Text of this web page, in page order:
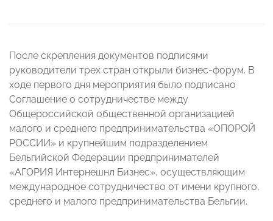
После скрепления документов подписями
руководители трех стран открыли бизнес-форум. В
ходе первого дня мероприятия было подписано
Соглашение о сотрудничестве между
Общероссийской общественной организацией
малого и среднего предпринимательства «ОПОРОЙ
РОССИИ» и крупнейшим подразделением
Бельгийской Федерации предпринимателей
«АГОРИЯ Интернешнл Бизнес», осуществляющим
международное сотрудничество от имени крупного,
среднего и малого предпринимательства Бельгии.